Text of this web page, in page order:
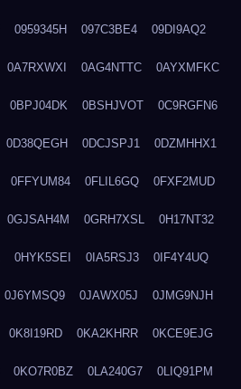
0959345H 097C3BE4 09DI9AQ2
0A7RXWXI 0AG4NTTC 0AYXMFKC
0BPJ04DK 0BSHJVOT 0C9RGFN6
0D38QEGH 0DCJSPJ1 0DZMHHX1
0FFYUM84 0FLIL6GQ 0FXF2MUD
0GJSAH4M 0GRH7XSL 0H17NT32
0HYK5SEI 0IA5RSJ3 0IF4Y4UQ
0J6YMSQ9 0JAWX05J 0JMG9NJH
0K8I19RD 0KA2KHRR 0KCE9EJG
0KO7R0BZ 0LA240G7 0LIQ91PM